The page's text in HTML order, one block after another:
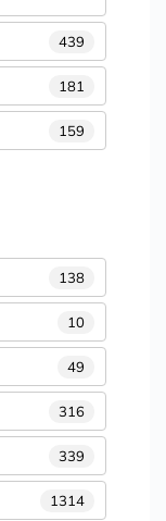
439
181
159
138
10
49
316
339
1314